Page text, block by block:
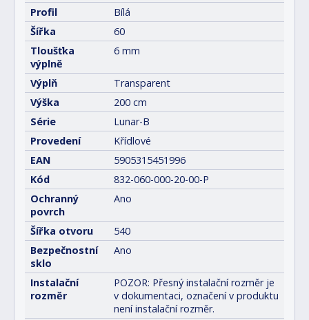
Profil
Bílá
Šířka
60
Tloušťka
výplně
6 mm
Výplň
Transparent
Výška
200 cm
Série
Lunar-B
Provedení
Křídlové
EAN
5905315451996
Kód
832-060-000-20-00-P
Ochranný
povrch
Ano
Šířka otvoru
540
Bezpečnostní
sklo
Ano
Instalační
rozměr
POZOR: Přesný instalační rozměr je
v dokumentaci, označení v produktu
není instalační rozměr.